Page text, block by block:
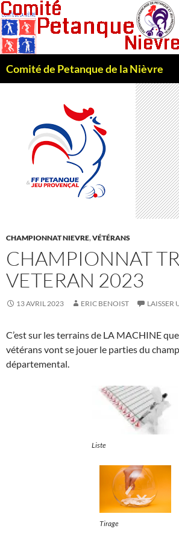
Comité de Petanque de la Nièvre
CHAMPIONNAT NIEVRE,VÉTÉRANS
CHAMPIONNAT
VETERAN 2023
13 AVRIL 2023 ERIC BENOIST LAISSER
C’est sur les terrains de LA MACHINE
vétérans vont se jouer le parties du
départemental.
Liste
Tirage